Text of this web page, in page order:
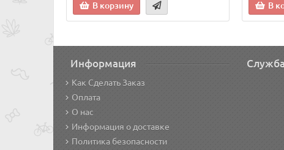
В корзину В
Информация
Как Сделать Заказ
Оплата
О нас
Информация о доставке
Политика безопасности